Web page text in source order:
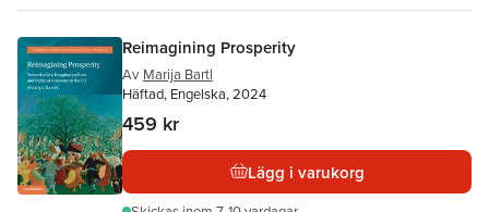
Reimagining Prosperity
Av Marija Bartl
Häftad, Engelska, 2024
459 kr
Lägg i varukorg